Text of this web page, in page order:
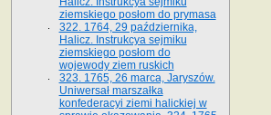
ziemskiego posłom do prymasa
322. 1764, 29 października,
Halicz. Instrukcya sejmiku
ziemskiego posłom do
wojewody ziem ruskich
323. 1765, 26 marca, Jaryszów.
Uniwersał marszałka
konfederacyi ziemi halickiej w